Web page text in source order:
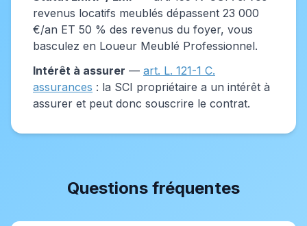
revenus locatifs meublés dépassent 23 000
€/an ET 50 % des revenus du foyer, vous
basculez en Loueur Meublé Professionnel.
Intérêt à assurer — art. L. 121-1 C.
assurances : la SCI propriétaire a un intérêt à
assurer et peut donc souscrire le contrat.
Questions fréquentes